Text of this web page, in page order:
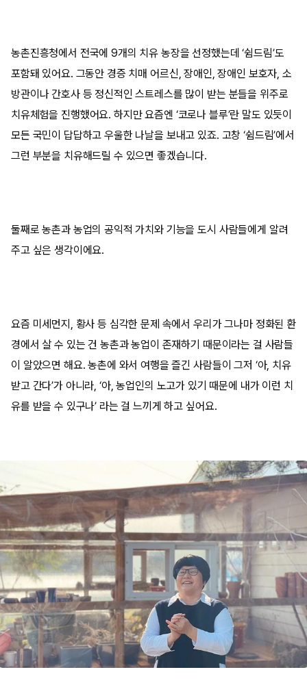
농촌진흥청에서 전국에9개의 치유 농장을 선정했는데‘쉼드림’도
포함돼 있어요. 그동안 경증 치매 어르신 ,장애인 ,장애인 보호자 소
방관이나 간호사 등 정신적인 스트레스를 많이 받는 분들을 위주로
치유체험을 진행했어요. 하지만 요즘엔 ‘코로나 블루’란 말도 있듯이
모든 국민이 답답하고 우울한 나날을 보내고 있죠. 고창‘쉼드림’에서
그런 부분을 치유해드릴 수 있으면 좋겠습니다.
둘째로 농촌과 농업의 공익적 가치와 기능을 도시 사람들에게 알려
주고 싶은 생각이에요.
요즘 미세먼지 황사 등 심각한 문제 속에서 우리가 그나마 정화된 환
경에서 살 수 있는 건 농촌과 농업이 존재하기 때문이라는 걸 사람들
이 알았으면 해요.농촌에 와서 여행을 즐긴 사람들이 그저 ‘아, 치유
받고 간다’가 아니라 , ‘아,농업인의 노고가 있기 때문에 내가 이런 치
유를 받을 수 있구나’ 라는 걸 느끼게 하고 싶어요.